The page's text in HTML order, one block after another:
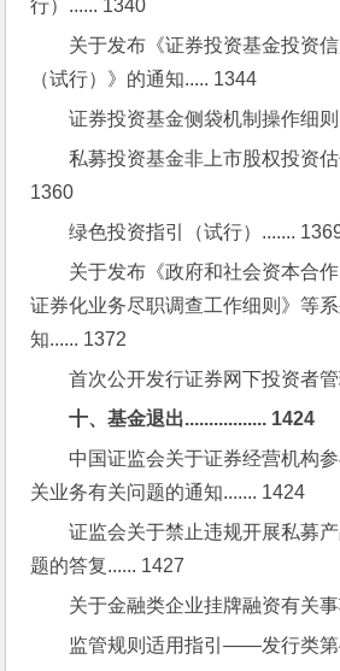
行）...... 1340
关于发布《证券投资基金投资信
（试行）》的通知..... 1344
证券投资基金侧袋机制操作细
私募投资基金非上市股权投资
1360
绿色投资指引（试行）.......
关于发布《政府和社会资本合
证券化业务尽职调查工作细则》等
知...... 1372
首次公开发行证券网下投资者
十、基金退出................. 1424
中国证监会关于证券经营机构
关业务有关问题的通知....... 1424
证监会关于禁止违规开展私募
题的答复...... 1427
关于金融类企业挂牌融资有关
监管规则适用指引——发行类第